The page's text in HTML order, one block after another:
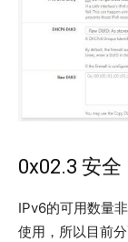
0x02.3 安全
IPv6的可用数量
使用，所以目前